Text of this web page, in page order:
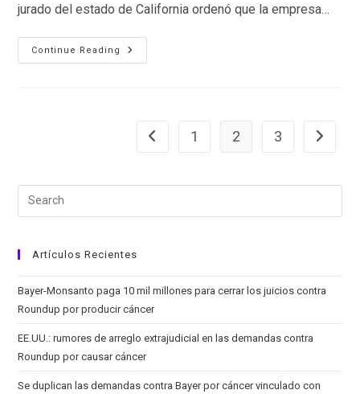
jurado del estado de California ordenó que la empresa…
Continue Reading
El
Hombre
Pagar
Go to the previous page
1 2 3 Go to
Artículos Recientes
Bayer-Monsanto paga 10 mil millones para cerrar los juicios contra
Roundup por producir cáncer
EE.UU.: rumores de arreglo extrajudicial en las demandas contra
Roundup por causar cáncer
Se duplican las demandas contra Bayer por cáncer vinculado con